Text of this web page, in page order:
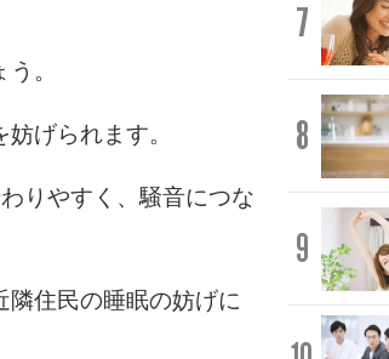
。
げられます。
りやすく、騒音につな
住民の睡眠の妨げに
7
8
9